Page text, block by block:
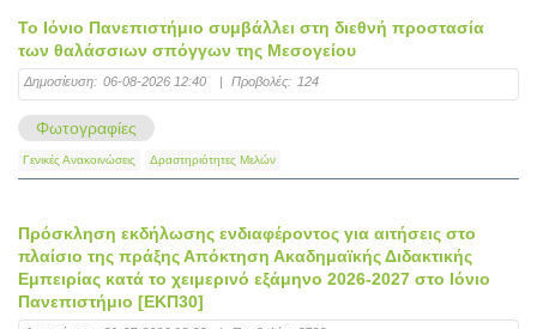
Το Ιόνιο Πανεπιστήμιο συμβάλλει στη διεθνή προστασία
των θαλάσσιων σπόγγων της Μεσογείου
Δημοσίευση: 06-08-2026 12:40 | Προβολές: 124
Φωτογραφίες
Γενικές Ανακοινώσεις Δραστηριότητες Μελών
Πρόσκληση εκδήλωσης ενδιαφέροντος για αιτήσεις στο
πλαίσιο της πράξης Απόκτηση Ακαδημαϊκής Διδακτικής
Εμπειρίας κατά το χειμερινό εξάμηνο 2026-2027 στο Ιόνιο
Πανεπιστήμιο [ΕΚΠ30]